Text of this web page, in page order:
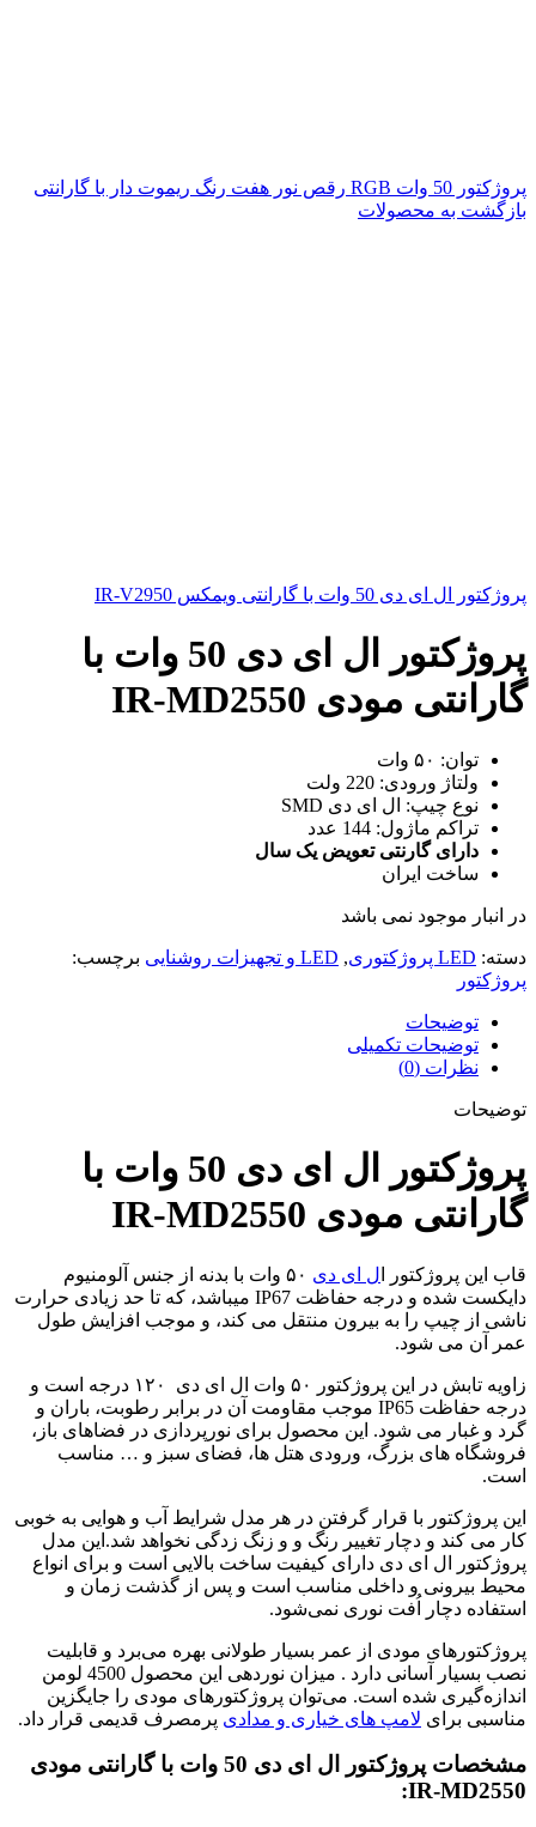
پروژکتور 50 وات RGB رقص نور هفت رنگ ریموت دار با گارانتی
بازگشت به محصولات
پروژکتور ال ای دی 50 وات با گارانتی ویمکس IR-V2950
پروژکتور ال ای دی 50 وات با
گارانتی مودی IR-MD2550
توان: ۵۰ وات
ولتاژ ورودی: 220 ولت
نوع چیپ: ال ای دی SMD
تراکم ماژول: 144 عدد
دارای گارنتی تعویض یک سال
ساخت ایران
در انبار موجود نمی باشد
دسته: LED پروژکتوری , LED و تجهیزات روشنایی
برچسب:
پروژکتور
توضیحات
توضیحات تکمیلی
نظرات (0)
توضیحات
پروژکتور ال ای دی 50 وات با
گارانتی مودی IR-MD2550
قاب این پروژکتور ا ل ای دی
۵۰ وات با بدنه از جنس آلومنیوم
دایکست شده و درجه حفاظت IP67 میباشد، که تا حد زیادی حرارت
ناشی از چیپ را به بیرون منتقل می کند، و موجب افزایش طول
عمر آن می شود.
زاویه تابش در این پروژکتور ۵۰ وات ال ای دی ۱۲۰ درجه است و
درجه حفاظت IP65 موجب مقاومت آن در برابر رطوبت، باران و
گرد و غبار می شود. این محصول برای نورپردازی در فضاهای باز،
فروشگاه های بزرگ، ورودی هتل ها، فضای سبز و … مناسب
است.
این پروژکتور با قرار گرفتن در هر مدل شرایط آب و هوایی به خوبی
کار می کند و دچار تغییر رنگ و و زنگ زدگی نخواهد شد. این مدل
پروژکتور ال ای دی دارای کیفیت ساخت بالایی است و برای انواع
محیط بیرونی و داخلی مناسب است و پس از گذشت زمان و
استفاده دچار اُفت نوری نمی‌شود.
پروژکتور‌های مودی از عمر بسیار طولانی بهره می‌برد و قابلیت
نصب بسیار آسانی دارد . میزان نوردهی این محصول 4500 لومن
اندازه‌گیری شده است. می‌توان پروژکتورهای مودی را جایگزین
مناسبی برای لامپ های خیاری و مدادی پرمصرف قدیمی قرار داد.
مشخصات
پروژکتور ال ای دی 50 وات با گارانتی مودی
IR-MD2550: